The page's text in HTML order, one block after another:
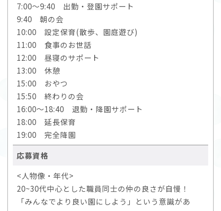
7:00～9:40 出勤・登園サポート
9:40 朝の会
10:00 設定保育(散歩、園庭遊び)
11:00 食事のお世話
12:00 昼寝のサポート
13:00 休憩
15:00 おやつ
15:50 終わりの会
16:00～18:40 退勤・降園サポート
18:00 延長保育
19:00 完全降園
応募資格
<人物像・年代>
20~30代中心とした職員同士の仲の良さが自慢！
「みんなでより良い園にしよう」という意識があ